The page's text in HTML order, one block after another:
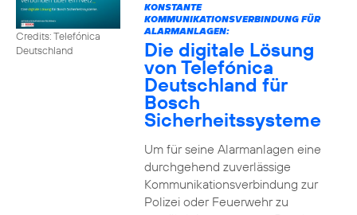
Credits: Telefónica
Deutschland
KONSTANTE
KOMMUNIKATIONSVERBINDUNG FÜR
ALARMANLAGEN:
Die digitale Lösung
von Telefónica
Deutschland für
Bosch
Sicherheitssysteme
Um für seine Alarmanlagen eine
durchgehend zuverlässige
Kommunikationsverbindung zur
Polizei oder Feuerwehr zu